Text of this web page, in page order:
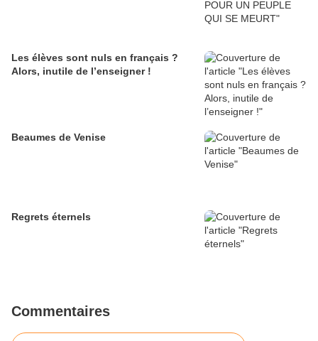
Les élèves sont nuls en français ?
Alors, inutile de l’enseigner !
Beaumes de Venise
Regrets éternels
Commentaires